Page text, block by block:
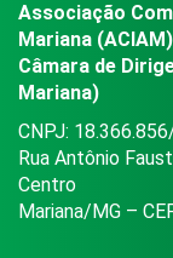
Associação
Mariana
Câmara de
Mariana)
CNPJ:
Rua Antônio
Centro
Mariana/MG –